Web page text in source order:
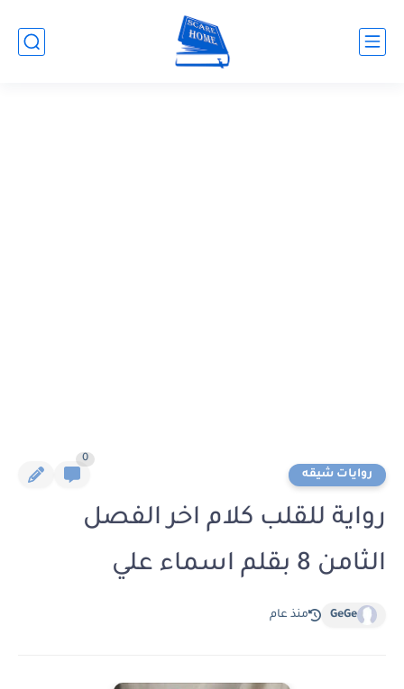
روايات شيقه
0
رواية للقلب كلام اخر الفصل
الثامن 8 بقلم اسماء علي
GeGe منذ عام